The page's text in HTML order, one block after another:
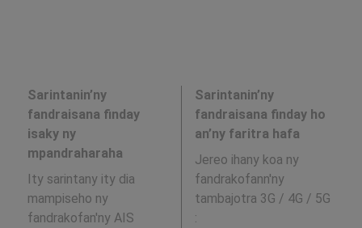
Sarintanin’ny
fandraisana finday
isaky ny
mpandraharaha
Ity sarintany ity dia
mampiseho ny
fandrakofan'ny AIS
Sarintanin’ny
fandraisana finday ho
an’ny faritra hafa
Jereo ihany koa ny
fandrakofann'ny
tambajotra 3G / 4G / 5G
: